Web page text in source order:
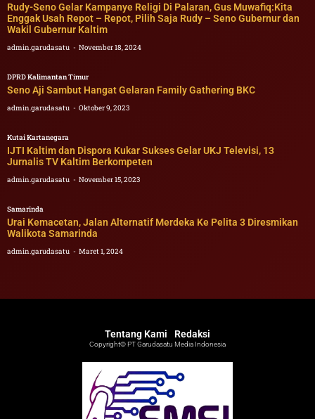
Rudy-Seno Gelar Kampanye Religi Di Palaran, Gus Muwafiq:Kita
Enggak Usah Repot – Repot, Pilih Saja Rudy – Seno Gubernur dan
Wakil Gubernur Kaltim
admin.garudasatu November 18, 2024
DPRD Kalimantan Timur
Seno Aji Sambut Hangat Gelaran Family Gathering BKC
admin.garudasatu Oktober 9, 2023
Kutai Kartanegara
IJTI Kaltim dan Dispora Kukar Sukses Gelar UKJ Televisi, 13
Jurnalis TV Kaltim Berkompeten
admin.garudasatu November 15, 2023
Samarinda
Urai Kemacetan, Jalan Alternatif Merdeka Ke Pelita 3 Diresmikan
Walikota Samarinda
admin.garudasatu Maret 1, 2024
Tentang Kami Redaksi
Copyright© PT Garudasatu Media Indonesia